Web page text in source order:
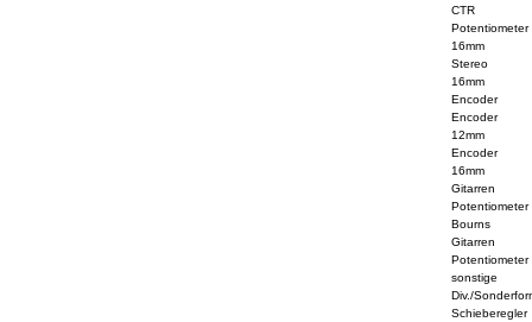
CTR
Potentiometer
16mm
Stereo
16mm
Encoder
Encoder
12mm
Encoder
16mm
Gitarren
Potentiometer
Bourns
Gitarren
Potentiometer
sonstige
Div./
Schieberegler